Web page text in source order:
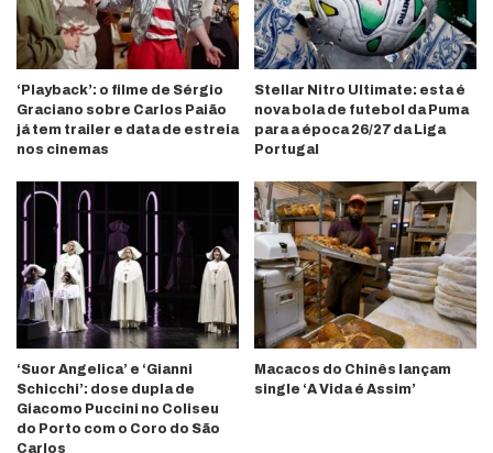
‘Playback’: o filme de Sérgio
Graciano sobre Carlos Paião
já tem trailer e data de estreia
nos cinemas
Stellar Nitro Ultimate: esta é
nova bola de futebol da Puma
para a época 26/27 da Liga
Portugal
‘Suor Angelica’ e ‘Gianni
Schicchi’: dose dupla de
Giacomo Puccini no Coliseu
do Porto com o Coro do São
Carlos
Macacos do Chinês lançam
single ‘A Vida é Assim’